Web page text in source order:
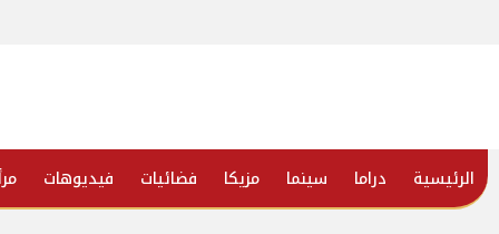
الرئيسية دراما سينما مزيكا فضائيات فيديوهات